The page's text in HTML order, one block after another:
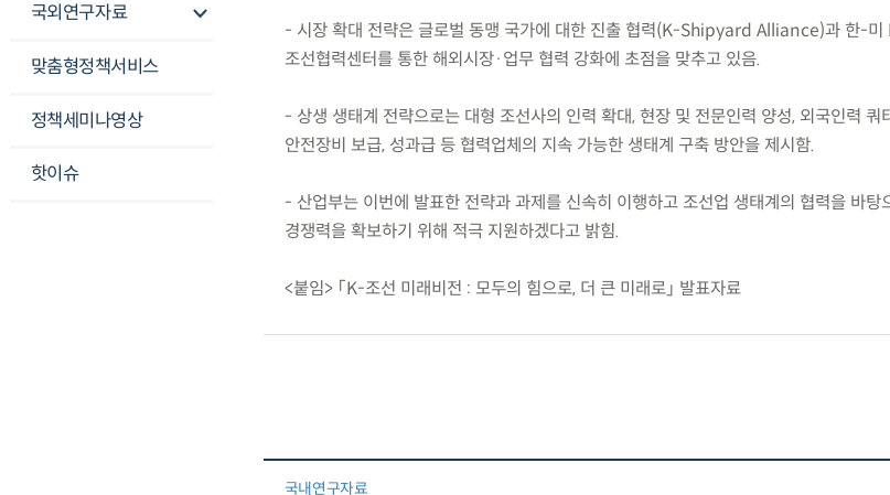
국외연구자료
맞춤형정책서비스
정책세미나영상
핫이슈
- 시장 확대 전략은 글로벌 동맹 국가에 대한 진출 협력(K-Shipyard Alliance)과 한-미
조선협력센터를 통한 해외시장·업무 협력 강화에 초점을 맞추고 있음.
- 상생 생태계 전략으로는 대형 조선사의 인력 확대, 현장 및 전문인력 양성, 외국인력 쿼
안전장비 보급, 성과급 등 협력업체의 지속 가능한 생태계 구축 방안을 제시함.
- 산업부는 이번에 발표한 전략과 과제를 신속히 이행하고 조선업 생태계의 협력을 바탕
경쟁력을 확보하기 위해 적극 지원하겠다고 밝힘.
<붙임> 「K-조선 미래비전 : 모두의 힘으로, 더 큰 미래로」 발표자료
국내연구자료